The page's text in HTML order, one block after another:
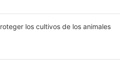
los cultivos de los animales